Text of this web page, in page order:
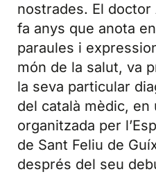
nostrades. El
fa anys que anota
paraules i
món de la salut, va
la seva particular
del català mèdic, en
organitzada per
de Sant Feliu de
després del seu